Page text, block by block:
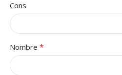
Cons
Nombre *